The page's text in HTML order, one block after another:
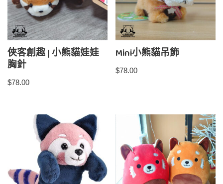
俠客創趣 | 小熊貓娃娃
胸針
$78.00
Mini小熊貓吊飾
$78.00